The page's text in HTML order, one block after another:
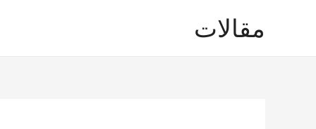
مقالات